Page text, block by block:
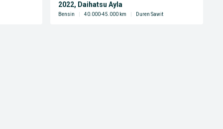
2022, Daihatsu Ayla
Bensin 40.000-45.000 km Duren Sawit